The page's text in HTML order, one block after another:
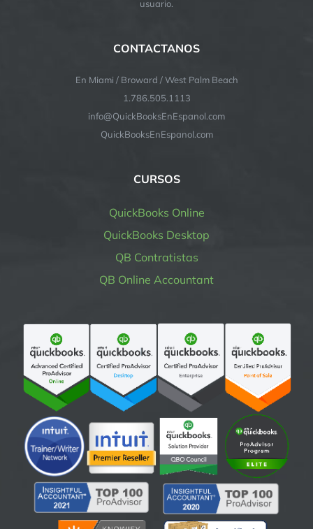
usuario.
CONTACTANOS
En Miami / Broward / West Palm Beach
1.786.505.1113
info@QuickBooksEnEspanol.com
QuickBooksEnEspanol.com
CURSOS
QuickBooks Online
QuickBooks Desktop
QB Contratistas
QB Online Accountant